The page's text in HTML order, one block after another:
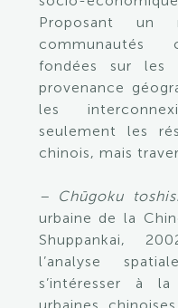
Proposant un
communautés
fondées sur
provenance
les
seulement les
chinois, mais
– Chūgoku
urbaine de la
Shuppankai,
l’analyse
s’intéresser à